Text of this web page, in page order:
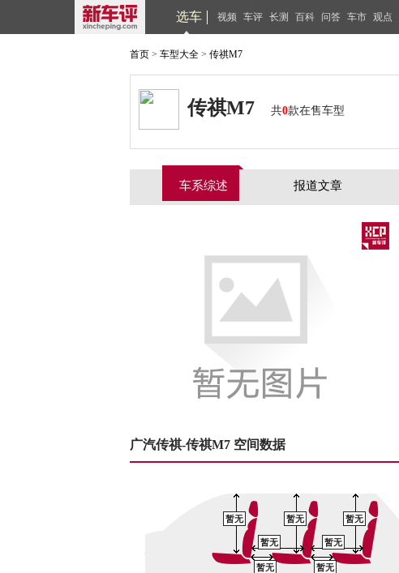
选车 视频 车评 长测 百科 问答 车市 观点
首页 > 车型大全 > 传祺M7
传祺M7 共0款在售车型
车系综述 报道文章
广汽传祺-传祺M7 空间数据
暂无 暂无 暂无
暂无
暂无 暂无
暂无